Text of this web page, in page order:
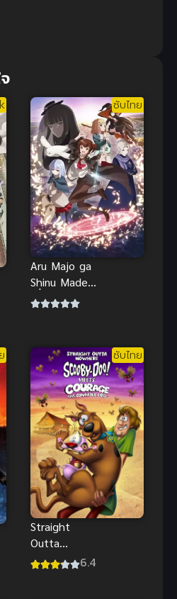
ซับไทย
Aru Majo ga
Shinu Made
เมื่อแม่มด
ซับไทย
Straight
Outta
Nowhere 6.4